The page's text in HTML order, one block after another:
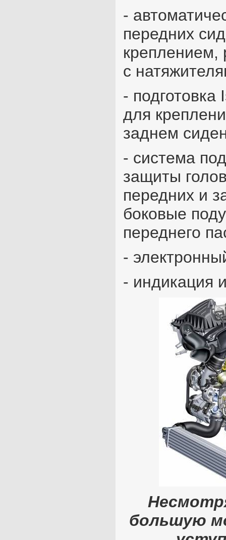
-
передних
креплением,
с
-
для
заднем
- система
защиты
передних и
боковые
переднего
-
- индикация
большую